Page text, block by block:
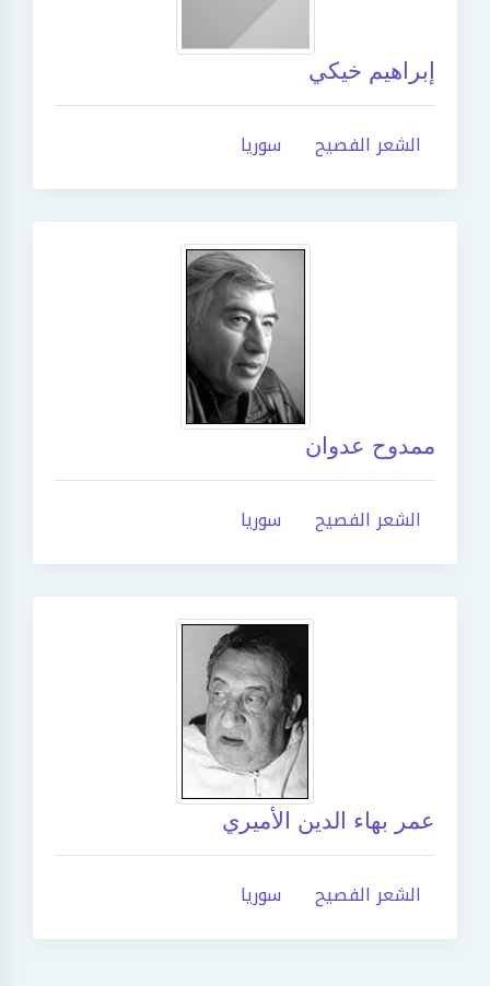
إبراهيم خيكي
الشعر الفصيح سوريا
ممدوح عدوان
الشعر الفصيح سوريا
عمر بهاء الدين الأميري
الشعر الفصيح سوريا